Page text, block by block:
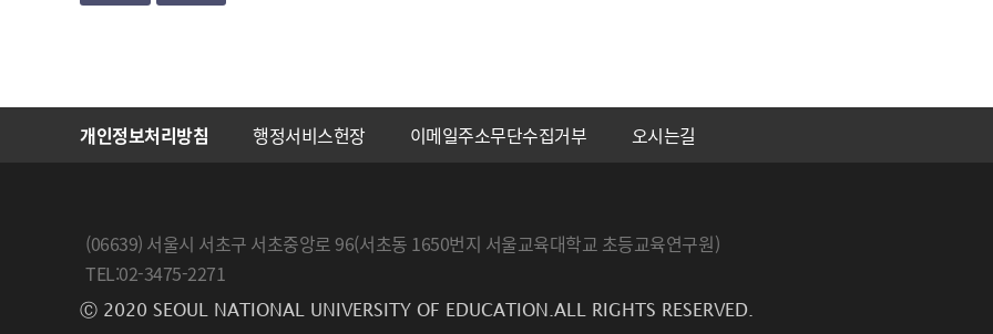
개인정보처리방침 행정서비스헌장 이메일주소무단수집거부 오시는길
(06639) 서울시 서초구 서초중앙로 96(서초동 1650번지 서울교육대학교 초등교육연구원)
TEL:02-3475-2271
Ⓒ 2020 SEOUL NATIONAL UNIVERSITY OF EDUCATION.ALL RIGHTS RESERVED.